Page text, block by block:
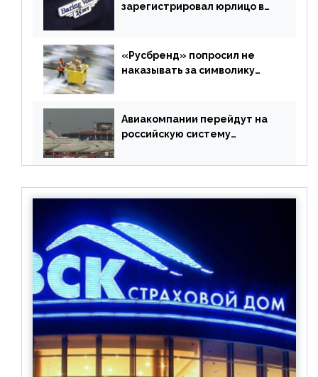
зарегистрировал юрлицо в
«Русбренд» попросил не
наказывать за символику
Авиакомпании перейдут на
российскую систему